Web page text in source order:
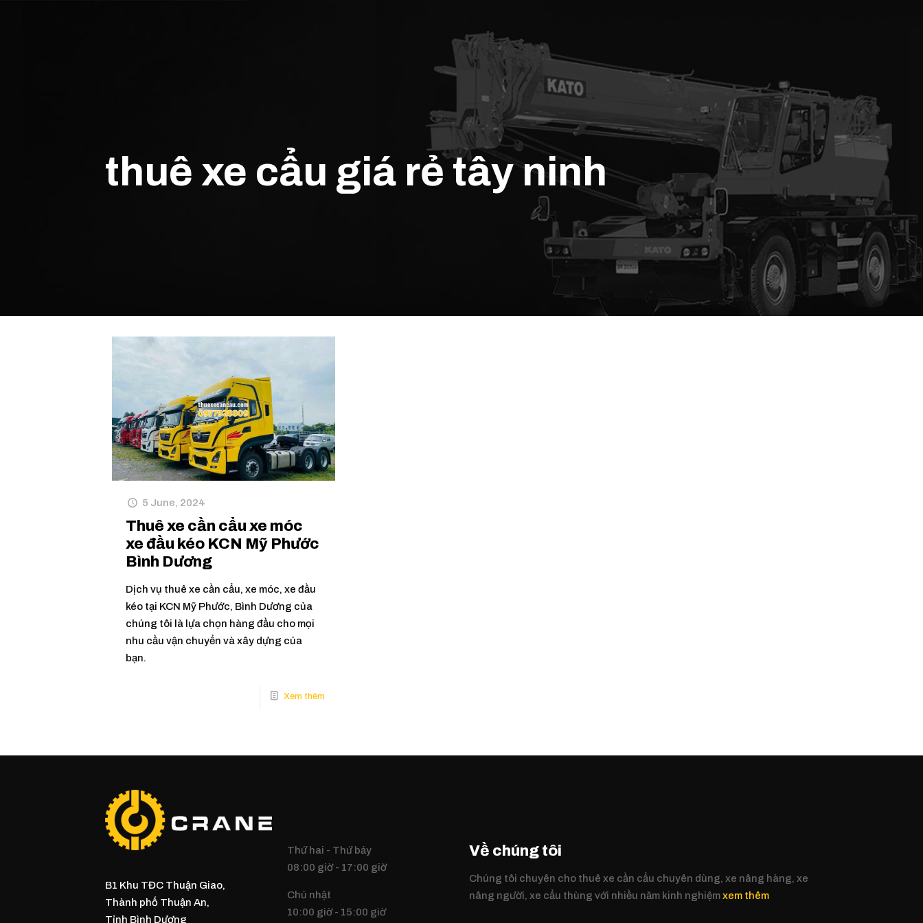
thuê xe cẩu giá rẻ tây ninh
5 June, 2024
Thuê xe cần cẩu xe móc
xe đầu kéo KCN Mỹ Phước
Bình Dương
Dịch vụ thuê xe cần cẩu, xe móc, xe đầu
kéo tại KCN Mỹ Phước, Bình Dương của
chúng tôi là lựa chọn hàng đầu cho mọi
nhu cầu vận chuyển và xây dựng của
bạn.
B1 Khu TĐC Thuận Giao,
Thành phố Thuận An,
Tỉnh Bình Dương
Thứ hai - Thứ bảy
08:00 giờ - 17:00 giờ
Chủ nhật
10:00 giờ - 15:00 giờ
Về chúng tôi
Chúng tôi chuyên cho thuê xe cần cẩu chuyên dùng, xe nâng hàng, xe
nâng người, xe cẩu thùng với nhiều năm kinh nghiệmxem thêm